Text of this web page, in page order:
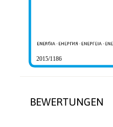
BEWERTUNGEN
2015/1186